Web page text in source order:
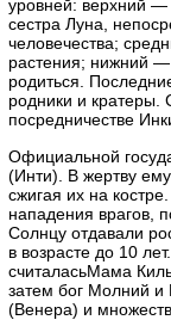
уровней: верхний
сестра Луна,
человечества;
растения; нижний
родиться.
родники и кратеры.
посредничестве
Официальной
(Инти). В жертву
сжигая их на
нападения врагов,
Солнцу отдавали
в возрасте до 10
считаласьМама
затем бог Молний и
(Венера) и